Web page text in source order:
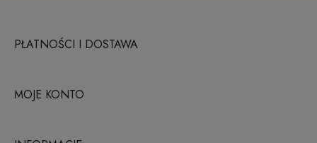
PŁATNOŚCI I DOSTAWA
MOJE KONTO